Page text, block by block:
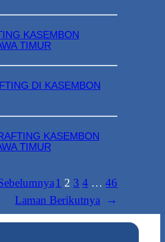
KASEMBON
TIMUR
DI KASEMBON
KASEMBON
TIMUR
1 2 3 4 … 46
Laman Berikutnya
→